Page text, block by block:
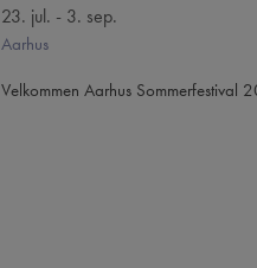
23. jul. - 3. sep.
Aarhus
Velkommen Aarhus Sommerfestival